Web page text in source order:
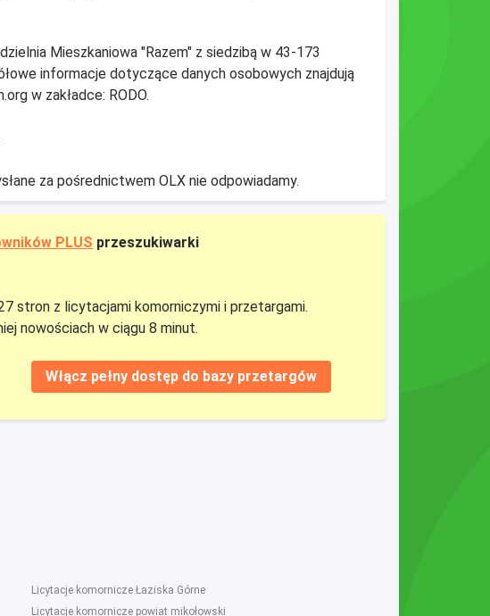
Mieszkaniowa "Razem" z siedzibą w 43-173
informacje dotyczące danych osobowych znajdują
w zakładce: RODO.
za pośrednictwem OLX nie odpowiadamy.
PLUS przeszukiwarki
stron z licytacjami komorniczymi i przetargami.
nowościach w ciągu 8 minut.
Włącz pełny dostęp do bazy przetargów
Licytacje komornicze Łaziska Górne
Licytacje komornicze powiat mikołowski